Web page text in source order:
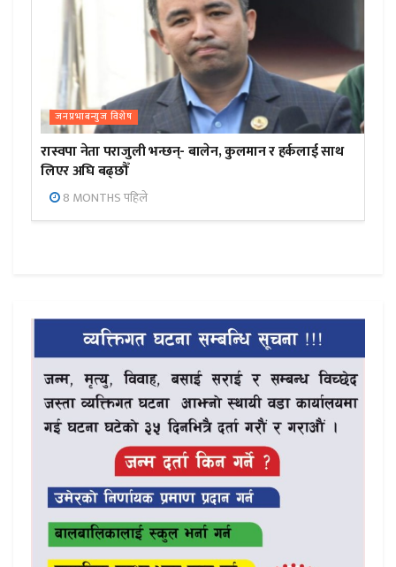
जनप्रभाबन्युज विशेष
रास्वपा नेता पराजुली भन्छन्- बालेन, कुलमान र हर्कलाई साथ
लिएर अघि बढ्छौँ
8 MONTHS पहिले